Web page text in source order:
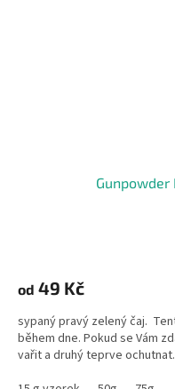
Gunpowder
od 49 Kč
sypaný pravý zelený čaj.
během dne. Pokud se Vám
vařit a druhý teprve